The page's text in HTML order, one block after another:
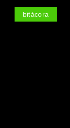
bitácora